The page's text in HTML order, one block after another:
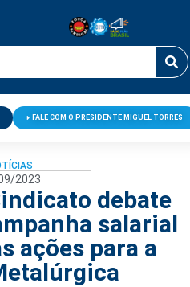
FALE COM O PRESIDENTE MIGUEL TORRES
2023
debate
salarial
ações para a